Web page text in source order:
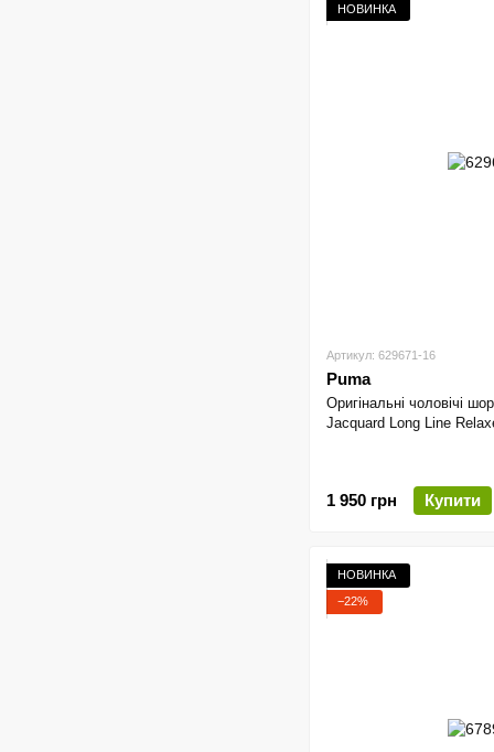
НОВИНКА
Артикул: 629671-16
Puma
Оригінальні чоловічі
Jacquard Long Line
1 950 грн Купити
НОВИНКА
−22%